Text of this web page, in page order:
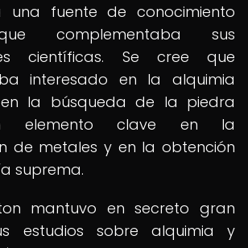
una fuente de conocimiento
complementaba sus
científicas. Se cree que
interesado en la alquimia
la búsqueda de la piedra
elemento clave en la
de metales y en la obtención
suprema.
mantuvo en secreto gran
estudios sobre alquimia y